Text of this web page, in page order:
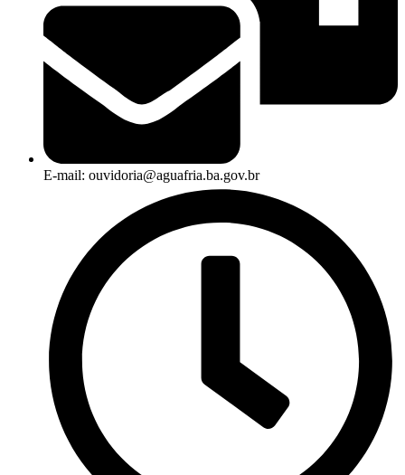
E-mail: ouvidoria@aguafria.ba.gov.br